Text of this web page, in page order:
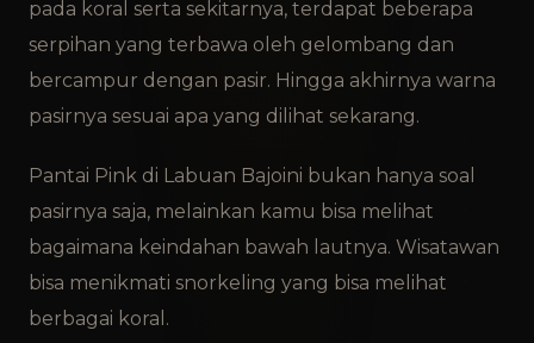
pada koral serta sekitarnya, terdapat beberapa
serpihan yang terbawa oleh gelombang dan
bercampur dengan pasir. Hingga akhirnya warna
pasirnya sesuai apa yang dilihat sekarang.
Pantai Pink di Labuan Bajoini bukan hanya soal
pasirnya saja, melainkan kamu bisa melihat
bagaimana keindahan bawah lautnya. Wisatawan
bisa menikmati snorkeling yang bisa melihat
berbagai koral.